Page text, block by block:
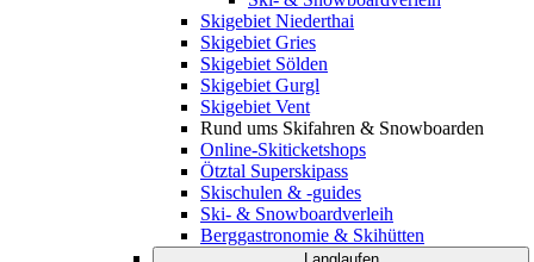
Skigebiet Niederthai
Skigebiet Gries
Skigebiet Sölden
Skigebiet Gurgl
Skigebiet Vent
Rund ums Skifahren & Snowboarden
Online-Skiticketshops
Ötztal Superskipass
Skischulen & -guides
Ski- & Snowboardverleih
Berggastronomie & Skihütten